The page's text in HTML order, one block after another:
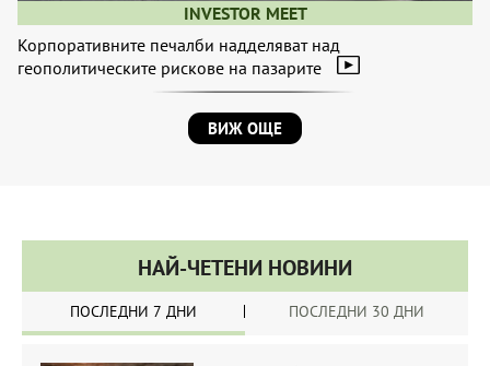
INVESTOR MEET
Корпоративните печалби надделяват над
геополитическите рискове на пазарите
ВИЖ ОЩЕ
НАЙ-ЧЕТЕНИ НОВИНИ
ПОСЛЕДНИ 7 ДНИ ПОСЛЕДНИ 30 ДНИ